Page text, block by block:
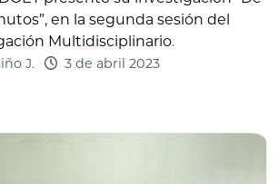
en la segunda sesión del
Multidisciplinario.
J. 3 de abril 2023